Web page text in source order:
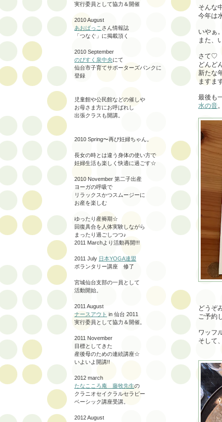
そんな
今年は
いやぁ
また、
さて♡
どんど
新たな
ますま
最後も
水の音
どうぞ
ご予約
ワッフ
そして
実行委員として協力＆開催
2010 August
あおばっこ さん情報誌
「つなぐ」に掲載頂く
2010 September
のびすく泉中央にて
仙台市子育てサポーターズバンクに
登録
児童館や公民館などの催しや
お母さま方にお呼ばれし
出張クラスも開講。
2010 Spring〜再び妊婦ちゃん。
長女の時とは違う身体の使い方で
妊婦生活も楽しく快適に過ごす☆
2010 November 第二子出産
ヨーガの呼吸で
リラックスかつスムージーに
お産を楽しむ
ゆったり産褥期☆
回復具合を人体実験しながら
まったり過ごしつつ♪
2011 Marchより活動再開!!!
2011 July 日本YOGA連盟
ボランタリー講座 修了
宮城仙台支部の一員として
活動開始。
2011 August
ナースアウト in 仙台 2011
実行委員として協力＆開催。
2011 November
目標としてきた
産後母のための連続講座☆
いよいよ開講!!
2012 march
たなこころ庵 藤牧先生の
クラニオセイクラルセラピー
ベーシック講座受講。
2012 August